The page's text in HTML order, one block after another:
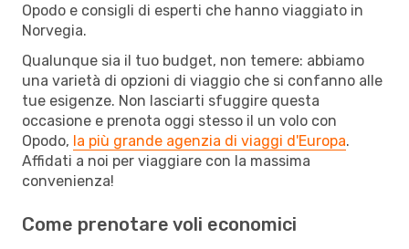
Opodo e consigli di esperti che hanno viaggiato in
Norvegia.
Qualunque sia il tuo budget, non temere: abbiamo
una varietà di opzioni di viaggio che si confanno alle
tue esigenze. Non lasciarti sfuggire questa
occasione e prenota oggi stesso il un volo con
Opodo, la più grande agenzia di viaggi d'Europa.
Affidati a noi per viaggiare con la massima
convenienza!
Come prenotare voli economici